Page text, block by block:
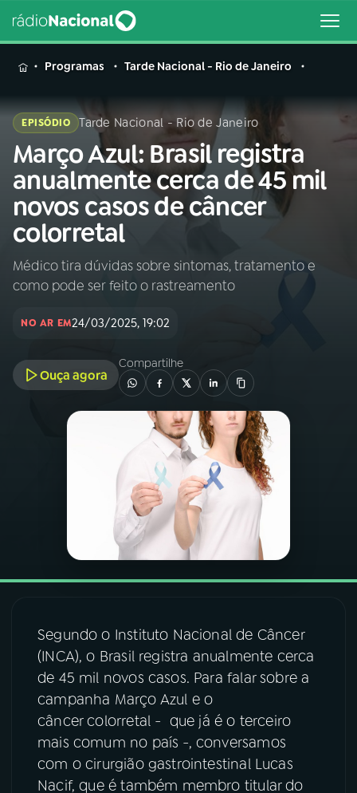
MENU
Buscar
na
Rádio
Nacional
Buscar
01INÍCIO
PROGRAMAÇÃO
VIDEOCASTS
08FESTIVAL DE MÚSICA
ACOMPANHE A RÁDIO NACIONAL
YouTube Facebook
Instagram X
Programas Tarde Nacional - Rio de Janeiro
EPISÓDIO Tarde Nacional - Rio de Janeiro
Março Azul: Brasil registra
anualmente cerca de 45 mil
novos casos de câncer
colorretal
Médico tira dúvidas sobre sintomas, tratamento e
como pode ser feito o rastreamento
NO AR EM24/03/2025, 19:02
Ouça agora
Compartilhe
Segundo o Instituto Nacional de Câncer
(INCA), o Brasil registra anualmente cerca
de 45 mil novos casos. Para falar sobre a
campanha Março Azul e o
câncer colorretal - que já é o terceiro
mais comum no país -, conversamos
com o cirurgião gastrointestinal Lucas
Nacif, que é também membro titular do